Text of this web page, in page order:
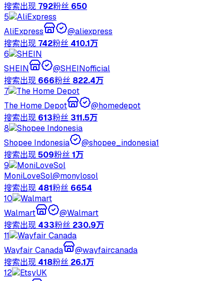
搜索出现 792粉丝 650
5
AliExpress
@aliexpress
搜索出现 742粉丝 410.1万
6
SHEIN
@SHEINofficial
搜索出现 666粉丝 822.4万
7
The Home Depot
@homedepot
搜索出现 613粉丝 311.5万
8
Shopee Indonesia
@shopee_indonesia1
搜索出现509粉丝 1万
9
MoniLoveSol@monylosol
搜索出现 481粉丝 6654
10
Walmart
@Walmart
搜索出现 433粉丝 230.9万
11
Wayfair Canada
@wayfaircanada
搜索出现 418粉丝 26.1万
12